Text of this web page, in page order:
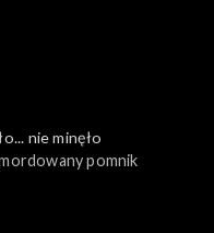
nie minęło
pomnik